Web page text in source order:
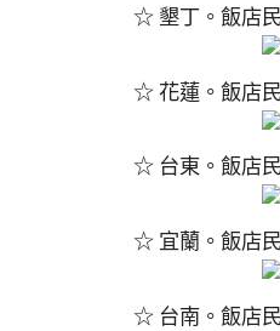
☆ 墾丁。飯店
☆ 花蓮。飯店
☆ 台東。飯店
☆ 宜蘭。飯店
☆ 台南。飯店